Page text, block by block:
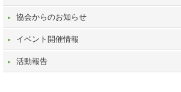
協会からのお知らせ
イベント開催情報
活動報告